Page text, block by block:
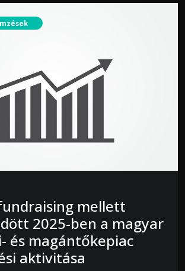
mellett
2025-ben a magyar
és magántőkepiac
aktivitása